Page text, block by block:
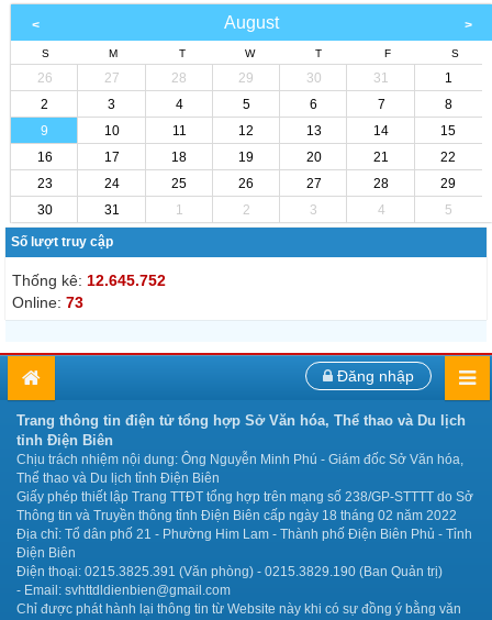
August
S M T W T F S
26 27 28 29 30 31
1
2
3 4 5 6 7
8
9
10 11 12 13 14
15
16
17 18 19 20 21
22
23
24 25 26 27 28
29
30
31 1 2 3 4 5
Số lượt truy cập
Thống kê: 12.645.752
Online: 73
Đăng nhập
Trang thông tin điện tử tổng hợp Sở Văn hóa, Thể thao và Du lịch
tỉnh Điện Biên
Chịu trách nhiệm nội dung: Ông Nguyễn Minh Phú - Giám đốc Sở Văn hóa,
Thể thao và Du lịch tỉnh Điện Biên
Giấy phép thiết lập Trang TTĐT tổng hợp trên mạng số 238/GP-STTTT do Sở
Thông tin và Truyền thông tỉnh Điện Biên cấp ngày 18 tháng 02 năm 2022
Địa chỉ: Tổ dân phố 21 - Phường Him Lam - Thành phố Điện Biên Phủ - Tỉnh
Điện Biên
Điện thoại: 0215.3825.391 (Văn phòng) - 0215.3829.190 (Ban Quản trị)
- Email: svhttdldienbien@gmail.com
Chỉ được phát hành lại thông tin từ Website này khi có sự đồng ý bằng văn